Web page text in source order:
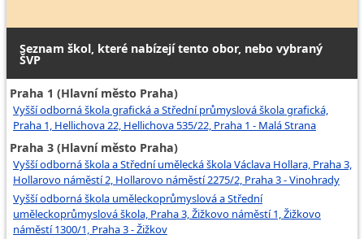
Seznam škol, které nabízejí tento obor, nebo vybraný
ŠVP
Praha 1 (Hlavní město Praha)
Vyšší odborná škola grafická a Střední průmyslová škola grafická,
Praha 1, Hellichova 22, Hellichova 535/22, Praha 1 - Malá Strana
Praha 3 (Hlavní město Praha)
Vyšší odborná škola a Střední umělecká škola Václava Hollara, Praha 3,
Hollarovo náměstí 2, Hollarovo náměstí 2275/2, Praha 3 - Vinohrady
Vyšší odborná škola uměleckoprůmyslová a Střední
uměleckoprůmyslová škola, Praha 3, Žižkovo náměstí 1, Žižkovo
náměstí 1300/1, Praha 3 - Žižkov